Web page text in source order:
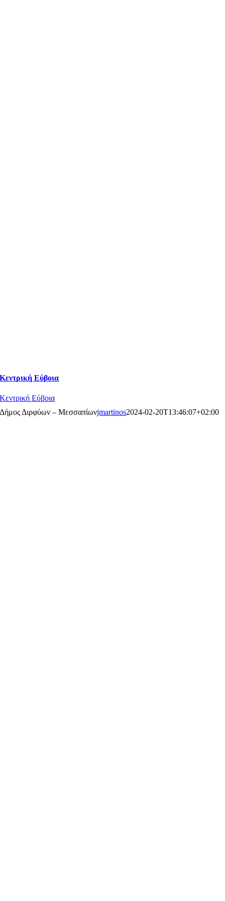
Κεντρική Εύβοια
Κεντρική Εύβοια
Δήμος Διρφύων – Μεσσαπίωνjmartinos2024-02-20T13:46:07+02:00